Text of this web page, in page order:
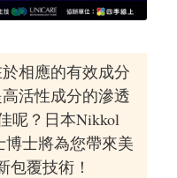
相應的有效成分
活性成分的滲透
呢？日本Nikkol
博士將為您帶來美
包覆技術！